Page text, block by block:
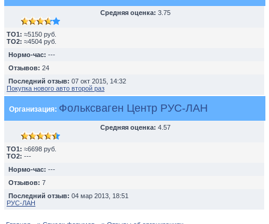
Средняя оценка: 3.75
TO1: ≈5150 руб.
TO2: ≈4504 руб.
Нормо-час: ---
Отзывов: 24
Последний отзыв: 07 окт 2015, 14:32
Покупка нового авто второй раз
Организация: Фольксваген Центр РУС-ЛАН
Средняя оценка: 4.57
TO1: ≈6698 руб.
TO2: ---
Нормо-час: ---
Отзывов: 7
Последний отзыв: 04 мар 2013, 18:51
РУС-ЛАН